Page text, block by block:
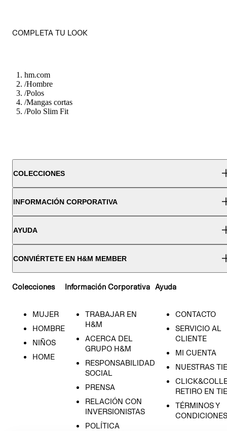
COMPLETA TU LOOK
hm.com
/Hombre
/Polos
/Mangas cortas
/Polo Slim Fit
COLECCIONES
INFORMACIÓN CORPORATIVA
AYUDA
CONVIÉRTETE EN H&M MEMBER
Colecciones
MUJER
HOMBRE
NIÑOS
HOME
Información Corporativa
TRABAJAR EN
H&M
ACERCA DEL
GRUPO H&M
RESPONSABILIDAD
SOCIAL
PRENSA
RELACIÓN CON
INVERSIONISTAS
POLÍTICA
Ayuda
CONTACTO
SERVICIO AL
CLIENTE
MI CUENTA
NUESTRAS
RETIRO EN
TÉRMINOS Y
CONDICIONES